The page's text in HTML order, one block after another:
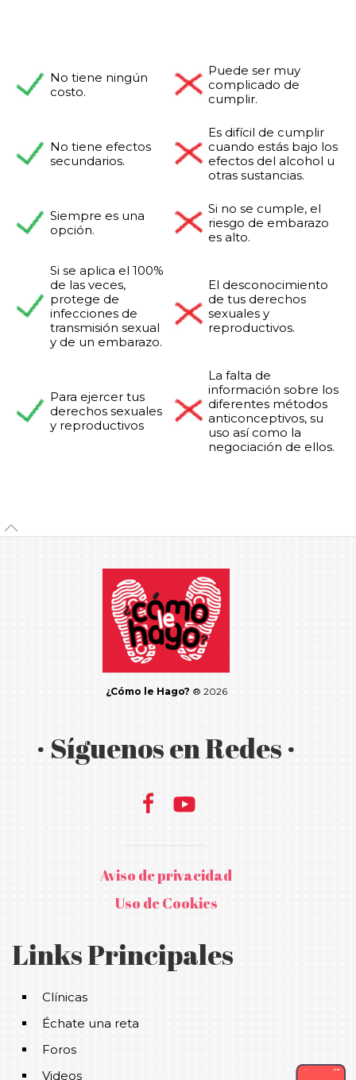
No tiene ningún
costo.
Puede ser muy
complicado de
cumplir.
No tiene efectos
secundarios.
Es difícil de cumplir
cuando estás bajo los
efectos del alcohol u
otras sustancias.
Siempre es una
opción.
Si no se cumple, el
riesgo de embarazo
es alto.
Si se aplica el 100%
de las veces,
protege de
infecciones de
transmisión sexual
y de un embarazo.
El desconocimiento
de tus derechos
sexuales y
reproductivos.
Para ejercer tus
derechos sexuales
y reproductivos
La falta de
información sobre los
diferentes métodos
anticonceptivos, su
uso así como la
negociación de ellos.
¿Cómo le Hago? ® 2026
· Síguenos en Redes ·
Aviso de privacidad
Uso de Cookies
Links Principales
Clínicas
Échate una reta
Foros
Videos